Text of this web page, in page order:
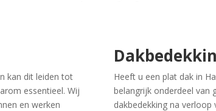
kan dit leiden tot
essentieel. Wij
en werken
Heeft u een plat dak in
belangrijk onderdeel van
dakbedekking na